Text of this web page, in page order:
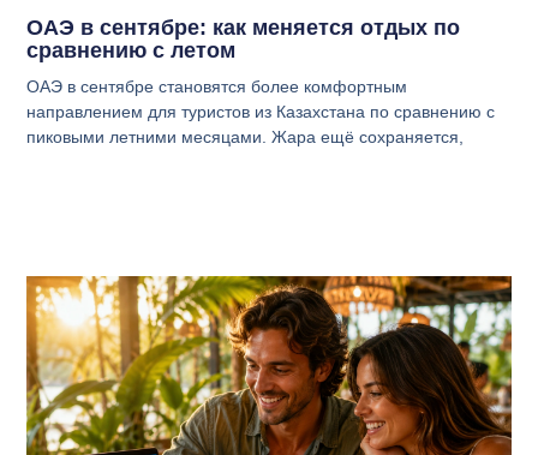
ОАЭ в сентябре: как меняется отдых по
сравнению с летом
ОАЭ в сентябре становятся более комфортным
направлением для туристов из Казахстана по сравнению с
пиковыми летними месяцами. Жара ещё сохраняется,